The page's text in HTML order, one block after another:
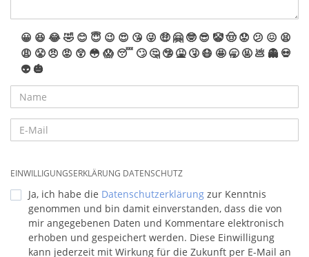
😀 😆 😂🤣 😊 😇 😉 😍 😘 😜 🤑 🤗 🤓 😎 🤡🤠 😟 😕 😖 😫
😩 😤 😠 😡 😲 😳 😱 😴 🙄 🤔 🤥 🤮 🤧 😷 🤩 🥱 🤬 💩 👻 💀
👽 🎃
EINWILLIGUNGSERKLÄRUNG DATENSCHUTZ
Ja, ich habe die Datenschutzerklärung zur Kenntnis
genommen und bin damit einverstanden, dass die von
mir angegebenen Daten und Kommentare elektronisch
erhoben und gespeichert werden. Diese Einwilligung
kann jederzeit mit Wirkung für die Zukunft per E-Mail an